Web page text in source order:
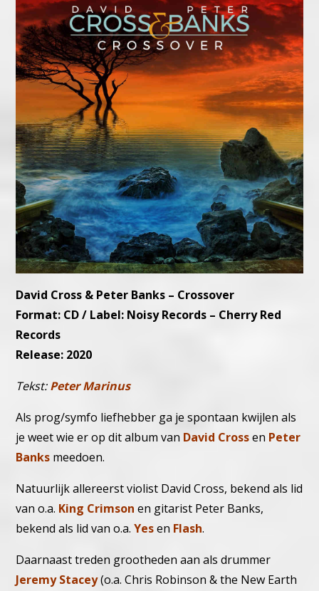
David Cross & Peter Banks – Crossover
Format: CD / Label: Noisy Records – Cherry Red
Records
Release: 2020
Tekst:Peter Marinus
Als prog/symfo liefhebber ga je spontaan kwijlen als
je weet wie er op dit album van David Crossen Peter
Banks meedoen.
Natuurlijk allereerst violist David Cross, bekend als lid
van o.a. King Crimson en gitarist Peter Banks,
bekend als lid van o.a.Yesen Flash.
Daarnaast treden grootheden aan als drummer
Jeremy Stacey(o.a. Chris Robinson & the New Earth